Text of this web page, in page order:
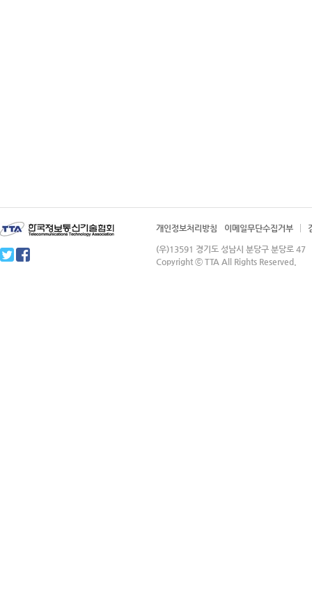
개인정보처리방침 이메일무단수집거부
(우)13591 경기도 성남시 분당구 분당로
Copyright ⓒ TTA All Rights Reserved.